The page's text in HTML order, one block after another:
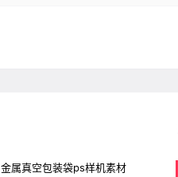
金属真空包装袋ps样机素材